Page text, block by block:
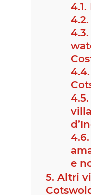
4.1.
4.2.
4.3.
4.4.
4.5.
4.6.
e
5. Altri